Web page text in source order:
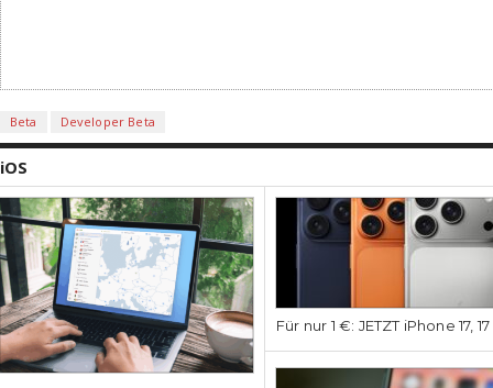
Beta Developer Beta
iOS
Für nur 1 €: JETZT iPhone 17,